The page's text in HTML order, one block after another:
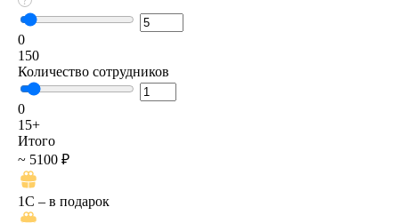
0
150
Количество сотрудников
0
15+
Итого
~ 5100 ₽
1C – в подарок